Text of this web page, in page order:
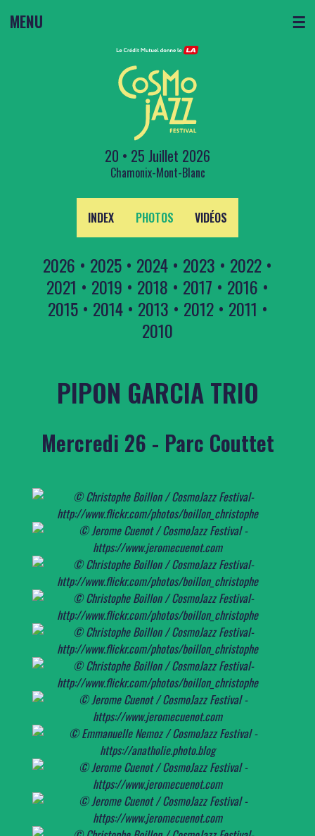
MENU ☰
20 • 25 Juillet 2026
Chamonix-Mont-Blanc
INDEX PHOTOS VIDÉOS
2026 • 2025 • 2024 • 2023 • 2022 •
2021 • 2019 • 2018 • 2017 • 2016 •
2015• 2014• 2013 • 2012• 2011 •
2010
PIPON GARCIA TRIO
Mercredi 26 - Parc Couttet